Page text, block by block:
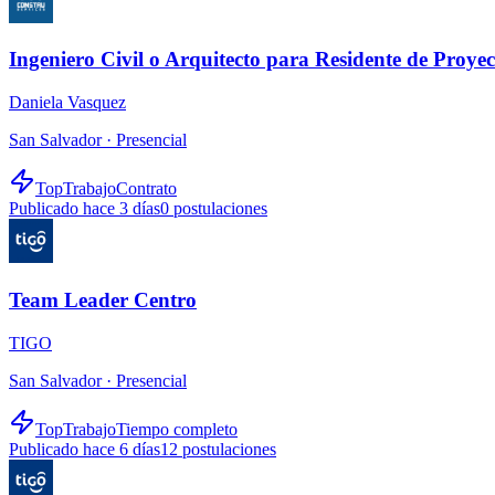
Ingeniero Civil o Arquitecto para Residente de
Daniela Vasquez
San Salvador · Presencial
TopTrabajoContrato
Publicado hace 3 días0 postulaciones
Team Leader Centro
TIGO
San Salvador · Presencial
TopTrabajoTiempo completo
Publicado hace 6 días12 postulaciones